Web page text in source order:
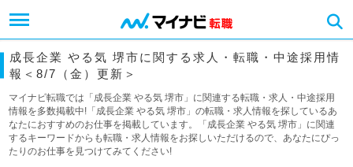
成長企業 やる気 堺市に関する求人・転職・中途採用情
報＜8/7（金）更新＞
マイナビ転職では「成長企業 やる気 堺市」に関連する転職・求人・中途採用
情報を多数掲載中!「成長企業 やる気 堺市」の転職・求人情報を探しているあ
なたにおすすめのお仕事を掲載しています。「成長企業 やる気 堺市」に関連
するキーワードからも転職・求人情報をお探しいただけるので、あなたにぴっ
たりのお仕事を見つけてみてください!